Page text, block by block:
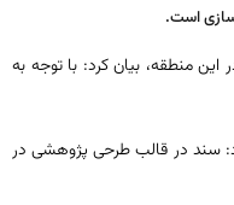
است.
منطقه، بیان کرد: با توجه به
سند در قالب طرحی پژوهشی در